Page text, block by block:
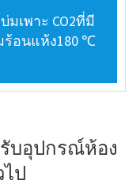
เพาะ CO2ที่มี
มร้อนแห้ง180 ℃
บอุปกรณ์ห้อง
ป